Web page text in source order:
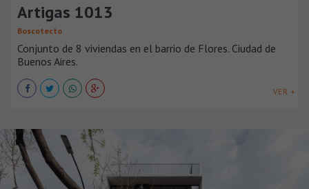
Artigas 1013
Boscotecto
Conjunto de 8 viviendas en el barrio de Flores. Ciudad de
Buenos Aires.
VER +